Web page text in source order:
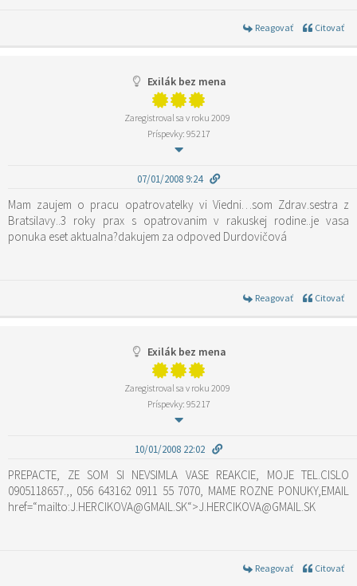
Reagovať Citovať
Exilák bez mena
Zaregistroval sa v roku 2009
Príspevky: 95217
07/01/2008 9:24
Mam zaujem o pracu opatrovatelky vi Viedni…som Zdrav.sestra z
Bratsilavy..3 roky prax s opatrovanim v rakuskej rodine..je vasa
ponuka eset aktualna?dakujem za odpoved Durdovičová
Reagovať Citovať
Exilák bez mena
Zaregistroval sa v roku 2009
Príspevky: 95217
10/01/2008 22:02
PREPACTE, ZE SOM SI NEVSIMLA VASE REAKCIE, MOJE TEL.CISLO
0905118657.,, 056 643162 0911 55 7070, MAME ROZNE PONUKY,EMAIL
href=“mailto:J.HERCIKOVA@GMAIL.SK“>J.HERCIKOVA@GMAIL.SK
Reagovať Citovať